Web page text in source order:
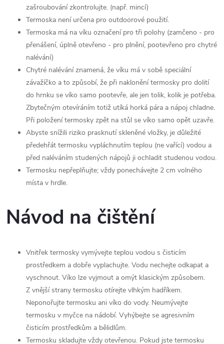
zašroubování zkontrolujte. (např. mincí)
Termoska není určena pro outdoorové použití.
Termoska má na víku označení pro tři polohy (zamčeno - pro
přenášení, úplně otevřeno - pro plnění, pootevřeno pro chytré
nalévání)
Chytré nalévání znamená, že víku má v sobě speciální
závažíčko a to způsobí, že při naklonění termosky pro dolití
do hrnku se víko samo pootevře, ale jen tolik, kolik je potřeba.
Zbytečným otevíráním totiž utíká horká pára a nápoj chladne.
Při položení termosky zpět na stůl se víko samo opět uzavře.
Abyste snížili riziko prasknutí skleněné vložky, je důležité
předehřát termosku vypláchnutím teplou (ne vařící) vodou a
před naléváním studených nápojů ji ochladit studenou vodou.
Termosku nepřeplňujte; vždy ponechávejte 2 cm volného
místa v hrdle.
Návod na čištění
Vnitřek termosky vymývejte teplou vodou s čisticím
prostředkem a dobře vyplachujte. Vodu nechejte odkapat a
vyschnout. Víko lze vyjmout a omýt klasickým způsobem.
Z vnější strany termosku otírejte vlhkým hadříkem.
Neponořujte termosku ani víko do vody. Neumývejte
termosku v myčce na nádobí. Vyhýbejte se agresivním
čisticím prostředkům a bělidlům.
Termosku skladujte vždy otevřenou. Pokud jste termosku